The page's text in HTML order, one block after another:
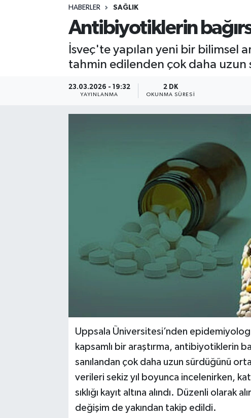
HABERLER SAĞLIK
Antibiyotiklerin
İsveç'te yapılan yeni bir bilimsel
tahmin edilenden çok daha
23.03.2026 - 19:32
YAYINLANMA
2 DK
OKUNMA SÜRESI
Uppsala Üniversitesi’nden
kapsamlı bir araştırma, antibiyotiklerin
sanılandan çok daha uzun sürdüğünü
verileri sekiz yıl boyunca incelenirken,
sıklığı kayıt altına alındı. Düzenli olarak
değişim de yakından takip edildi.